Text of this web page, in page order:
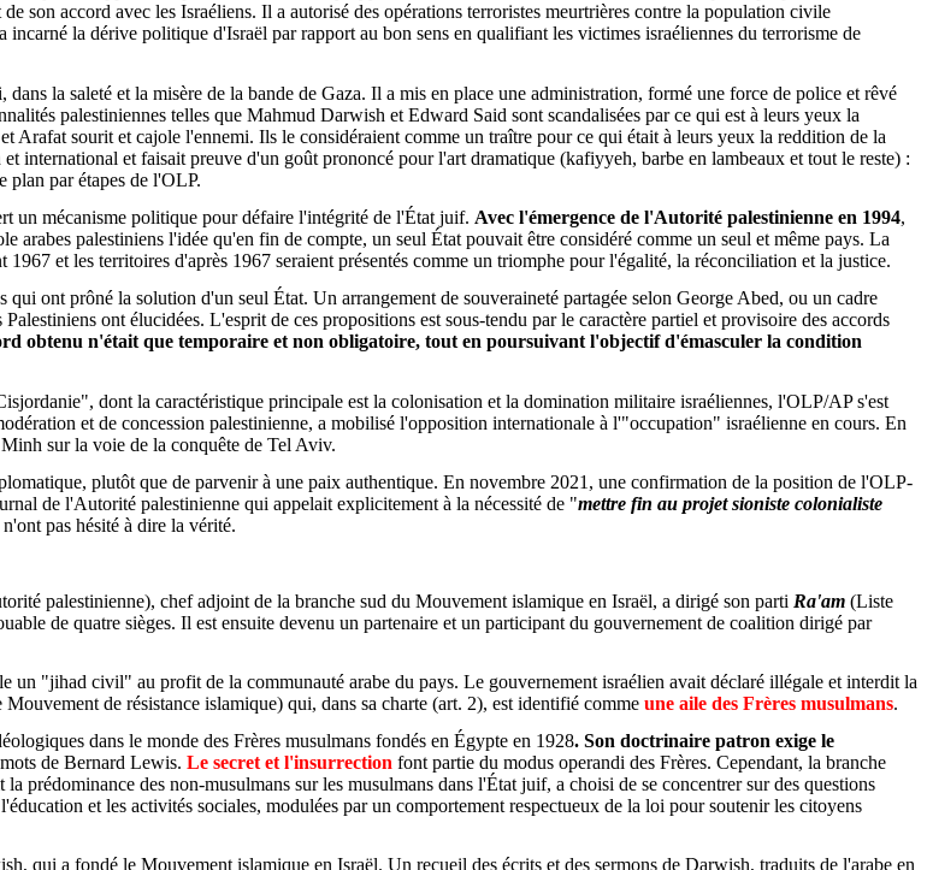
son accord avec les Israéliens. Il a autorisé des opérations terroristes meurtrières contre la population civile
incarné la dérive politique d'Israël par rapport au bon sens en qualifiant les victimes israéliennes du terrorisme de
la saleté et la misère de la bande de Gaza. Il a mis en place une administration, formé une force de police et rêvé
palestiniennes telles que Mahmud Darwish et Edward Said sont scandalisées par ce qui est à leurs yeux la
Arafat sourit et cajole l'ennemi. Ils le considéraient comme un traître pour ce qui était à leurs yeux la reddition de la
international et faisait preuve d'un goût prononcé pour l'art dramatique (kafiyyeh, barbe en lambeaux et tout le reste) :
par étapes de l'OLP.
un mécanisme politique pour défaire l'intégrité de l'État juif. Avec l'émergence de l'Autorité palestinienne en 1994,
palestiniens l'idée qu'en fin de compte, un seul État pouvait être considéré comme un seul et même pays. La
et les territoires d'après 1967 seraient présentés comme un triomphe pour l'égalité, la réconciliation et la justice.
ont prôné la solution d'un seul État. Un arrangement de souveraineté partagée selon George Abed, ou un cadre
ont élucidées. L'esprit de ces propositions est sous-tendu par le caractère partiel et provisoire des accords
obtenu n'était que temporaire et non obligatoire, tout en poursuivant l'objectif d'émasculer la condition
dont la caractéristique principale est la colonisation et la domination militaire israéliennes, l'OLP/AP s'est
et de concession palestinienne, a mobilisé l'opposition internationale à l'"occupation" israélienne en cours. En
sur la voie de la conquête de Tel Aviv.
plutôt que de parvenir à une paix authentique. En novembre 2021, une confirmation de la position de l'OLP-
de l'Autorité palestinienne qui appelait explicitement à la nécessité de "mettre fin au projet sioniste colonialiste
pas hésité à dire la vérité.
palestinienne), chef adjoint de la branche sud du Mouvement islamique en Israël, a dirigé son parti Ra'am (Liste
de quatre sièges. Il est ensuite devenu un partenaire et un participant du gouvernement de coalition dirigé par
un "jihad civil" au profit de la communauté arabe du pays. Le gouvernement israélien avait déclaré illégale et interdit la
de résistance islamique) qui, dans sa charte (art. 2), est identifié comme une aile des Frères musulmans.
dans le monde des Frères musulmans fondés en Égypte en 1928. Son doctrinaire patron exige le
de Bernard Lewis. Le secret et l'insurrection font partie du modus operandi des Frères. Cependant, la branche
prédominance des non-musulmans sur les musulmans dans l'État juif, a choisi de se concentrer sur des questions
et les activités sociales, modulées par un comportement respectueux de la loi pour soutenir les citoyens
qui a fondé le Mouvement islamique en Israël. Un recueil des écrits et des sermons de Darwish, traduits de l'arabe en